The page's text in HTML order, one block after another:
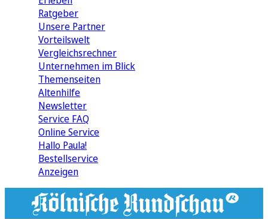
Ratgeber
Unsere Partner
Vorteilswelt
Vergleichsrechner
Unternehmen im Blick
Themenseiten
Altenhilfe
Newsletter
Service FAQ
Online Service
Hallo Paula!
Bestellservice
Anzeigen